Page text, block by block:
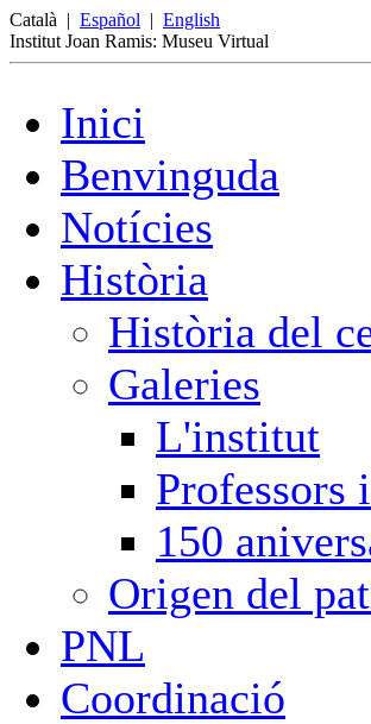
Català | Español | English
Institut Joan Ramis: Museu Virtual
Inici
Benvinguda
Notícies
Història
Història del
Galeries
L'institut
Professors
150
Origen del
PNL
Coordinació